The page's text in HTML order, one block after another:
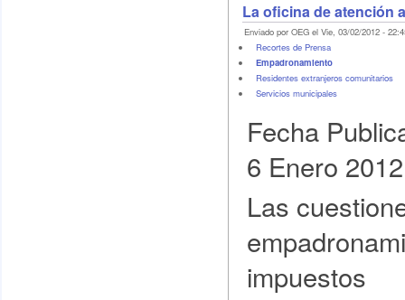
La oficina de atención
Enviado por OEG el Vie, 03/02/2012 -
Recortes de Prensa
Empadronamiento
Residentes extranjeros comunitarios
Servicios municipales
Fecha
6 Enero 2012
Las
impuestos